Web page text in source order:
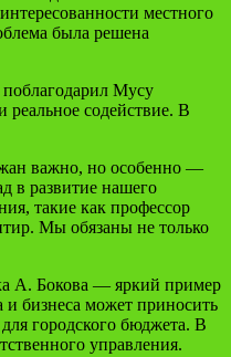
местного
была решена
Мусу
реальное содействие. В
важно, но особенно —
в развитие нашего
такие как профессор
Мы обязаны не только
А. Бокова — яркий пример
и бизнеса может приносить
городского бюджета. В
управления.